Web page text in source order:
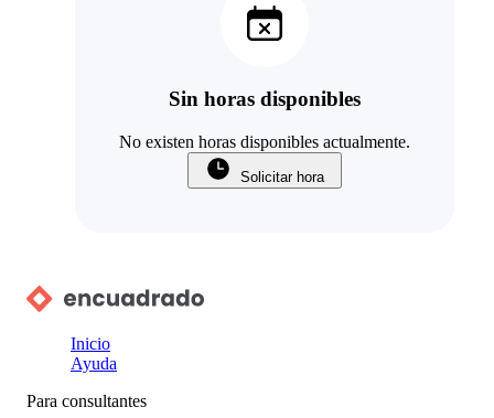
Sin horas disponibles
No existen horas disponibles actualmente.
Solicitar hora
Inicio
Ayuda
Para consultantes